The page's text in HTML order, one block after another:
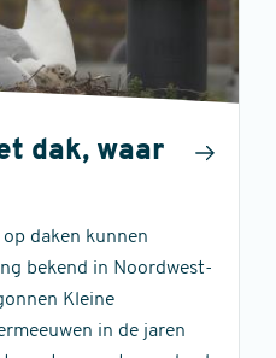
dak, waar
daken kunnen
bekend in Noordwest-
Kleine
in de jaren